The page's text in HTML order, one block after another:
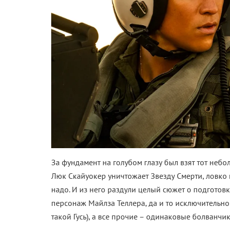
За фундамент на голубом глазу был взят тот
Люк Скайуокер уничтожает Звезду Смерти,
надо. И из него раздули целый сюжет о
персонаж Майлза Теллера, да и то
такой Гусь), а все прочие – одинаковые